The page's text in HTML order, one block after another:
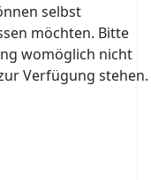
selbst
möchten. Bitte
womöglich nicht
Verfügung stehen.